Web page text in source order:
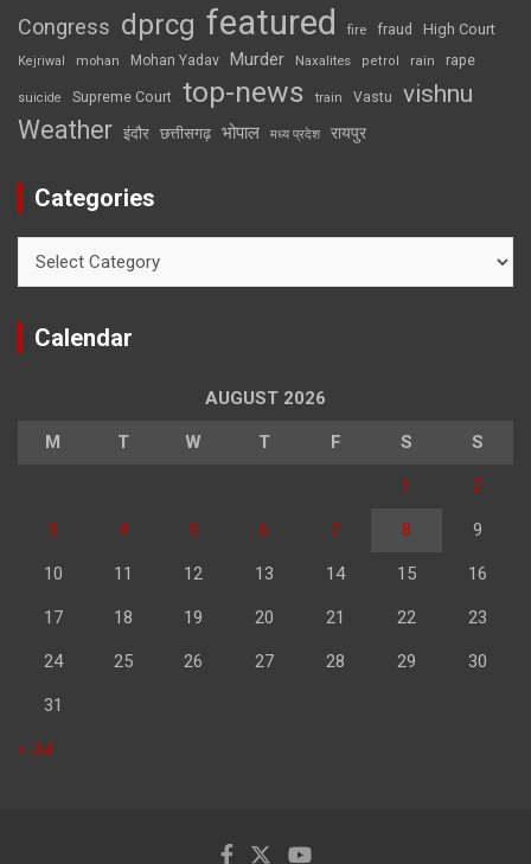
Congress dprcg featured fire fraud High Court
Kejriwal mohan Mohan Yadav Murder Naxalites petrol rain rape
suicide Supreme Court top-news train Vastu vishnu
Weather इंदौर छत्तीसगढ़ भोपाल मध्य प्रदेश रायपुर
Categories
Calendar
AUGUST 2026
M T W T F S S
1 2
3 4 5 6 7 8 9
10 11 12 13 14 15 16
17 18 19 20 21 22 23
24 25 26 27 28 29 30
31
« Jul